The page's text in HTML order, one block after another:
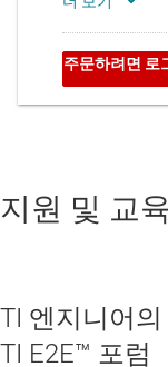
지원 및 교육
TI 엔지니어
TI E2E™ 포럼